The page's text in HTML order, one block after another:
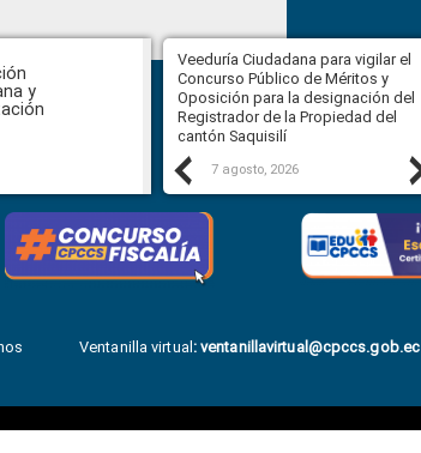
y
Previous
convocatoria a
designación de la
SOT
Veeduría Ciudadana para vigilar el
Concurso Público de Méritos y
Oposición para la designación del
Registrador de la Propiedad del
cantón Saquisilí
7 agosto, 2026
Ventanilla virtual:ventanillavirtual@cpccs.gob.ec